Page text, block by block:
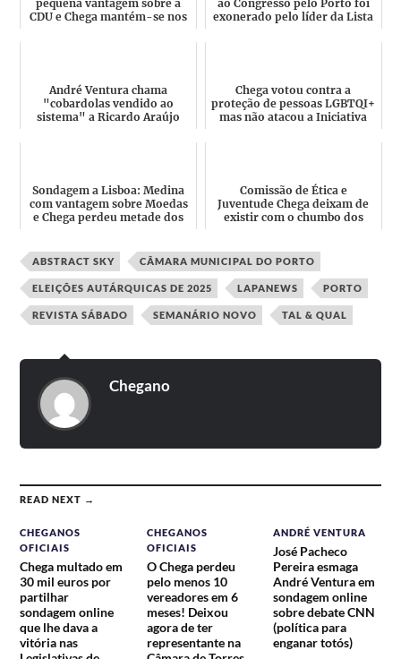
pequena vantagem sobre a
CDU e Chega mantém-se nos
ao Congresso pelo Porto foi
exonerado pelo líder da Lista
André Ventura chama
"cobardolas vendido ao
sistema" a Ricardo Araújo
Chega votou contra a
proteção de pessoas LGBTQI+
mas não atacou a Iniciativa
Sondagem a Lisboa: Medina
com vantagem sobre Moedas
e Chega perdeu metade dos
Comissão de Ética e
Juventude Chega deixam de
existir com o chumbo dos
ABSTRACT SKY CÂMARA MUNICIPAL DO PORTO
ELEIÇÕES AUTÁRQUICAS DE 2025 LAPANEWS PORTO
REVISTA SÁBADO SEMANÁRIO NOVO TAL & QUAL
Chegano
READ NEXT →
CHEGANOS
OFICIAIS
Chega multado em
30 mil euros por
partilhar
sondagem online
que lhe dava a
vitória nas
CHEGANOS
OFICIAIS
O Chega perdeu
pelo menos 10
vereadores em 6
meses! Deixou
agora de ter
representante na
ANDRÉ VENTURA
José Pacheco
Pereira esmaga
André Ventura em
sondagem online
sobre debate CNN
(política para
enganar totós)